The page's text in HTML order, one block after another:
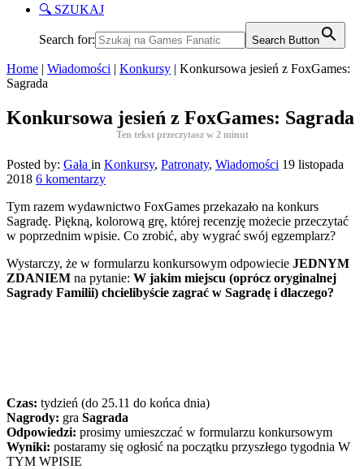
🔍 SZUKAJ
Search for: Search Button
Home | Wiadomości | Konkursy | Konkursowa jesień z FoxGames:
Sagrada
Konkursowa jesień z FoxGames: Sagrada
Ten tekst przeczytasz w 2 minut
Posted by: Gała in Konkursy, Patronaty, Wiadomości 19 listopada
2018 6 komentarzy
Tym razem wydawnictwo FoxGames przekazało na konkurs
Sagradę. Piękną, kolorową grę, której recenzję możecie przeczytać
w poprzednim wpisie. Co zrobić, aby wygrać swój egzemplarz?
Wystarczy, że w formularzu konkursowym odpowiecie JEDNYM
ZDANIEM na pytanie: W jakim miejscu (oprócz oryginalnej
Sagrady Familii) chcielibyście zagrać w Sagradę i dlaczego?
Czas: tydzień (do 25.11 do końca dnia)
Nagrody: gra Sagrada
Odpowiedzi: prosimy umieszczać w formularzu konkursowym
Wyniki: postaramy się ogłosić na początku przyszłego tygodnia W
TYM WPISIE